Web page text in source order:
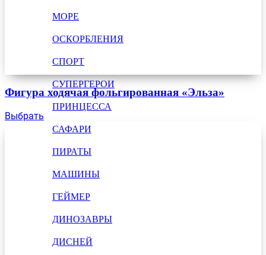
МОРЕ
ОСКОРБЛЕНИЯ
СПОРТ
СУПЕРГЕРОИ
ПРИНЦЕССА
САФАРИ
ПИРАТЫ
МАШИНЫ
ГЕЙМЕР
ДИНОЗАВРЫ
ДИСНЕЙ
Фигура ходячая фольгированная «Эльза»
Выбрать